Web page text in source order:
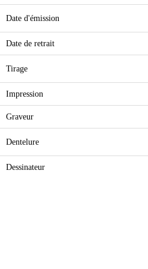
Date d'émission
Date de retrait
Tirage
Impression
Graveur
Dentelure
Dessinateur